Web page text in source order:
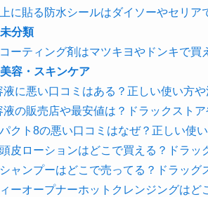
に貼る防水シールはダイソーやセリア
未分類
ーティング剤はマツキヨやドンキで買
美容・スキンケア
液に悪い口コミはある？正しい使い方や
液の販売店や最安値は？ドラックスト
クト8の悪い口コミはなぜ？正しい使
皮ローションはどこで買える？ドラッ
ャンプーはどこで売ってる？ドラッグ
ーオープナーホットクレンジングはど